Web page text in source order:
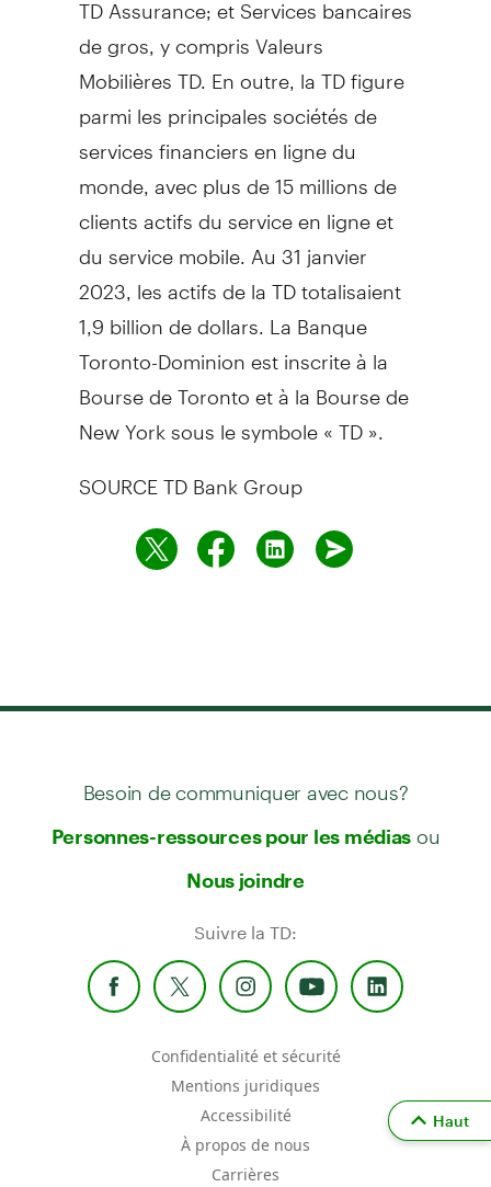
de gros, y compris Valeurs
Mobilières TD. En outre, la TD figure
parmi les principales sociétés de
services financiers en ligne du
monde, avec plus de 15 millions de
clients actifs du service en ligne et
du service mobile. Au 31 janvier
2023, les actifs de la TD totalisaient
1,9 billion de dollars. La Banque
Toronto-Dominion est inscrite à la
Bourse deTorontoet à la Bourse de
New York sous le symbole « TD ».
SOURCE TD Bank Group
Besoin de communiquer avec nous?
Personnes-ressources pour les médias ou
Nous joindre
Suivre la TD:
Confidentialité et sécurité
Mentions juridiques
Accessibilité
À propos de nous
Carrières
Haut